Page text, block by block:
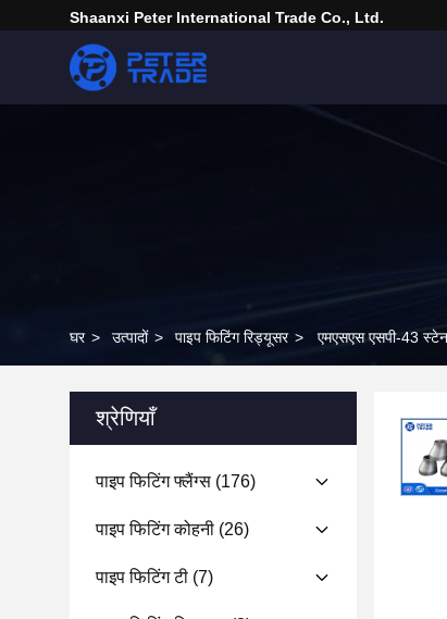
Shaanxi Peter International Trade Co., Ltd.
घर > उत्पादों > पाइप फिटिंग रिड्यूसर > एमएसएस एसपी-43
श्रेणियाँ
पाइप फिटिंग फ्लैंग्स (176)
पाइप फिटिंग कोहनी (26)
पाइप फिटिंग टी (7)